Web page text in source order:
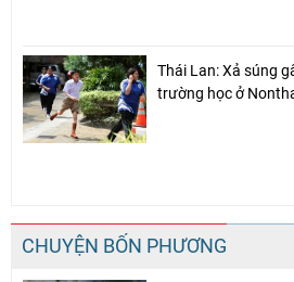
Thái Lan: Xả súng
trường học ở
CHUYỆN BỐN PHƯƠNG